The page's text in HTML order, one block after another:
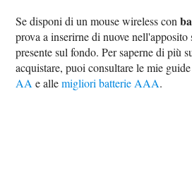
Se disponi di un mouse wireless con
prova a inserirne di nuove nell'apposito
presente sul fondo. Per saperne di più
acquistare, puoi consultare le mie
AAe allemigliori batterie AAA.